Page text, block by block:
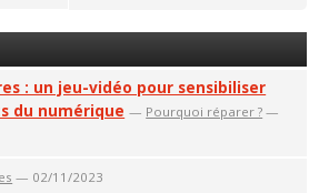
: un jeu-vidéo pour sensibiliser
du numérique — Pourquoi réparer ? —
— 02/11/2023